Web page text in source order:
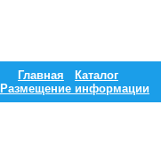
Главная
Каталог
Размещение информации